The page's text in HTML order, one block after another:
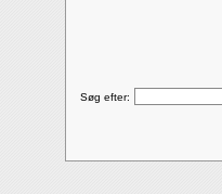
Søg efter: